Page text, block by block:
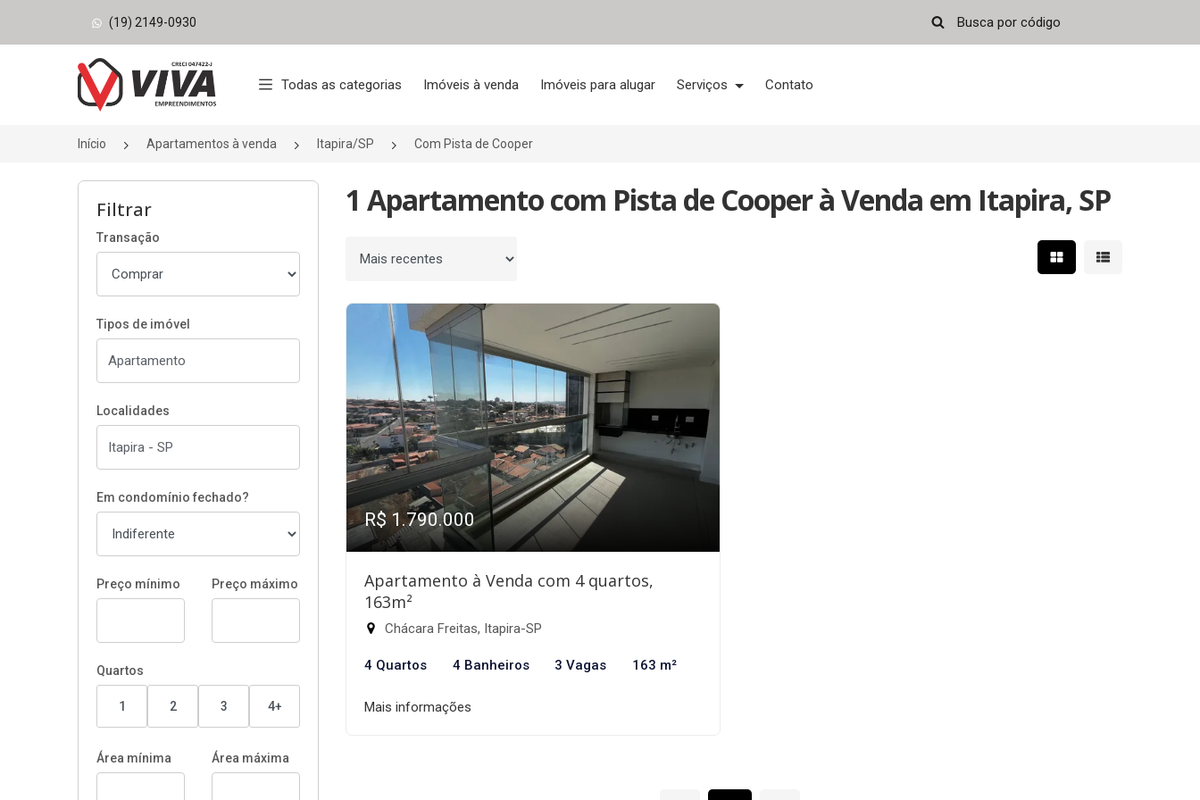
(19) 2149-0930
Página inicial
Todas as categorias Imóveis à venda Imóveis para alugar Serviços Contato
Início Apartamentos à venda Itapira/SP Com Pista de Cooper
Filtrar
Transação
Tipos de imóvel
Localidades
Em condomínio fechado?
Preço mínimo Preço máximo
Quartos
1 2 3 4+
Área mínima Área máxima
1 Apartamento com Pista de Cooper à Venda em Itapira, SP
Ordenar por Mostrar resultados em
Mostrar
R$ 1.790.000
Apartamento à Venda com 4 quartos,
163m²
Chácara Freitas, Itapira-SP
4 Quartos 4 Banheiros 3 Vagas 163 m²
Mais informações